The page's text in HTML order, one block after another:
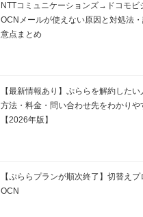
NTTコミュニケーションズ→ドコモビ
OCNメールが使えない原因と対処法
意点まとめ
【最新情報あり】ぷららを解約した
方法・料金・問い合わせ先をわかりや
【2026年版】
【ぷららプランが順次終了】切替えプ
OCN